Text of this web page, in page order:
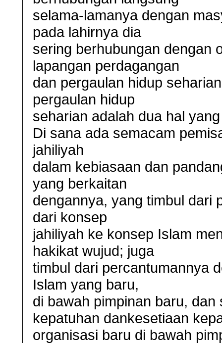
selama-lamanya dengan
pada lahirnya dia
sering berhubungan dengan
lapangan perdagangan
dan pergaulan hidup
pergaulan hidup
seharian adalah dua hal
Di sana ada semacam
jahiliyah
dalam kebiasaan dan
yang berkaitan
dengannya, yang timbul dari
dari konsep
jahiliyah ke konsep Islam
hakikat wujud; juga
timbul dari percantumannya
Islam yang baru,
di bawah pimpinan baru,
kepatuhan dankesetiaan
organisasi baru di bawah